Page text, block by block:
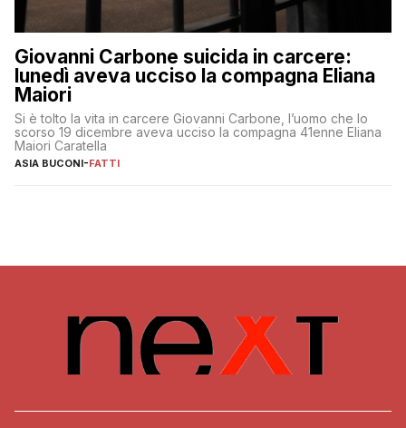
Giovanni Carbone suicida in carcere:
lunedì aveva ucciso la compagna Eliana
Maiori
Si è tolto la vita in carcere Giovanni Carbone, l’uomo che lo
scorso 19 dicembre aveva ucciso la compagna 41enne Eliana
Maiori Caratella
ASIA BUCONI-FATTI